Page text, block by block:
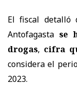
El fiscal detalló
Antofagasta se
drogas, cifra
considera el
2023.